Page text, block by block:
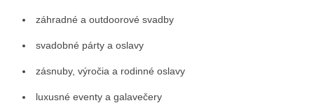
záhradné a outdoorové svadby
svadobné párty a oslavy
zásnuby, výročia a rodinné oslavy
luxusné eventy a galavečery